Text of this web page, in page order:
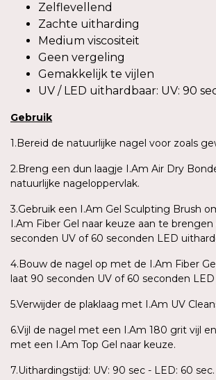
Zelflevellend
Zachte uitharding
Medium viscositeit
Geen vergeling
Gemakkelijk te vijlen
UV / LED uithardbaar: UV: 90
Gebruik
1.Bereid de natuurlijke nagel voor zoals
2.Breng een dun laagje I.Am Air Dry
natuurlijke nageloppervlak.
3.Gebruik een I.Am Gel Sculpting Brush
I.Am Fiber Gel naar keuze aan te
seconden UV of 60 seconden LED
4.Bouw de nagel op met de I.Am Fiber
laat 90 seconden UV of 60 seconden
5.Verwijder de plaklaag met I.Am UV
6.Vijl de nagel met een I.Am 180 grit vijl
met een I.Am Top Gel naar keuze.
7.Uithardingstijd: UV: 90 sec - LED: 60 sec.